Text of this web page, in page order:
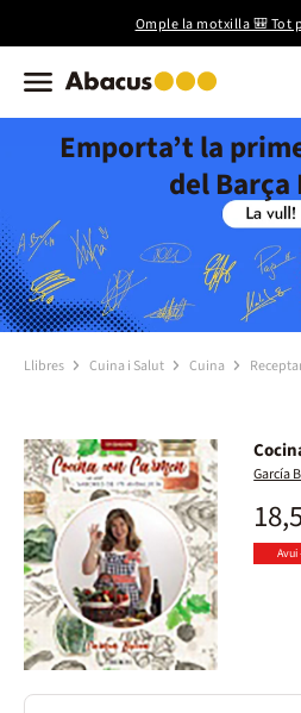
Omple la motxilla 🎒 Tot
Emporta’t la
del Barça
Llibres Cuina i Salut Cuina
García